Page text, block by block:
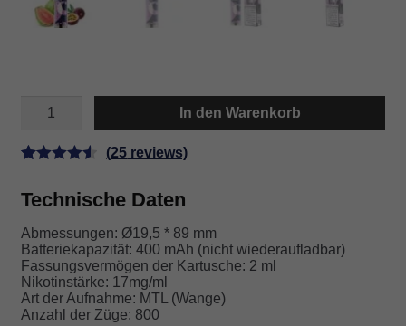
GLAZ
GUAVA
In den Warenkorb
mit4.56
basierend
auf
Kundenbe
wertungen
(25 reviews)
Technische Daten
Abmessungen: Ø19,5 * 89 mm
Batteriekapazität: 400 mAh (nicht wiederaufladbar)
Fassungsvermögen der Kartusche: 2 ml
Nikotinstärke: 17mg/ml
Art der Aufnahme: MTL (Wange)
Anzahl der Züge: 800